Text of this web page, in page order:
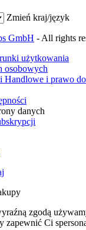
Zmień kraj/język
GmbH - All rights
użytkowania
osobowych
Handlowe i prawo
danych
zgodą
zapewnić Ci